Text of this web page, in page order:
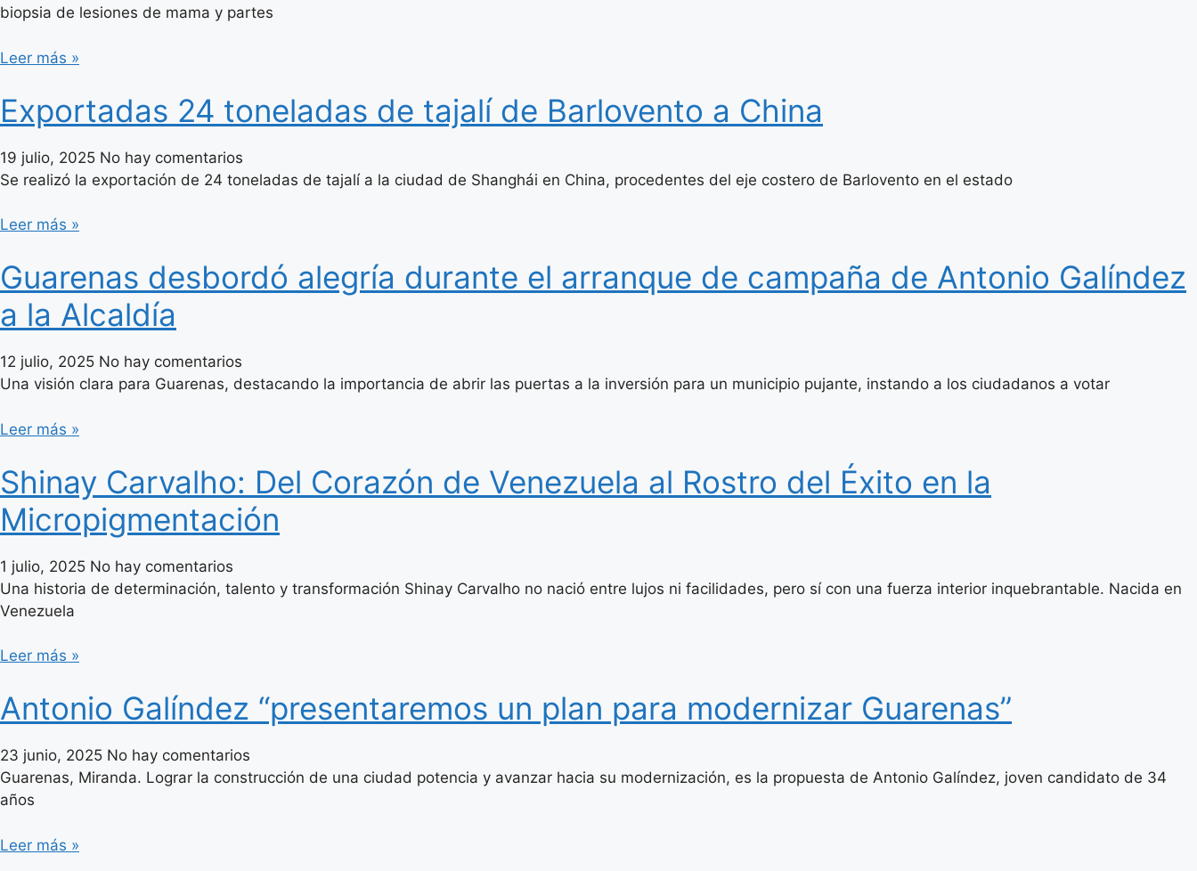
biopsia de lesiones de mama y partes
Leer más »
Exportadas 24 toneladas de tajalí de Barlovento a China
19 julio, 2025 No hay comentarios
Se realizó la exportación de 24 toneladas de tajalí a la ciudad de Shanghái en China, procedentes del eje costero de Barlovento en el estado
Leer más »
Guarenas desbordó alegría durante el arranque de campaña de Antonio Galíndez
a la Alcaldía
12 julio, 2025 No hay comentarios
Una visión clara para Guarenas, destacando la importancia de abrir las puertas a la inversión para un municipio pujante, instando a los ciudadanos a votar
Leer más »
Shinay Carvalho: Del Corazón de Venezuela al Rostro del Éxito en la
Micropigmentación
1 julio, 2025 No hay comentarios
Una historia de determinación, talento y transformación Shinay Carvalho no nació entre lujos ni facilidades, pero sí con una fuerza interior inquebrantable. Nacida en
Venezuela
Leer más »
Antonio Galíndez “presentaremos un plan para modernizar Guarenas”
23 junio, 2025 No hay comentarios
Guarenas, Miranda. Lograr la construcción de una ciudad potencia y avanzar hacia su modernización, es la propuesta de Antonio Galíndez, joven candidato de 34
años
Leer más »